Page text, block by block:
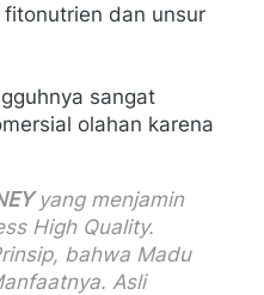
dan unsur
sangat
olahan karena
yang menjamin
High Quality.
bahwa Madu
Asli